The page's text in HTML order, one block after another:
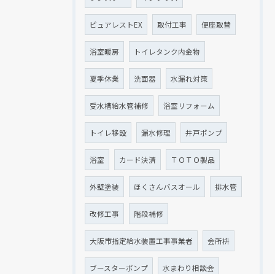
ピュアレストEX 取付工事 便座取替
浴室暖房 トイレタンク内金物
夏季休業 洗面器 水漏れ対策
受水槽給水管補修 浴室リフォーム
トイレ移設 漏水修理 井戸ポンプ
浴室 カード決済 ＴＯＴＯ製品
外壁塗装 ほくさんバスオール 排水管
改修工事 階段補修
大阪市指定給水装置工事事業者 会所枡
ブースターポンプ 水まわり相談会